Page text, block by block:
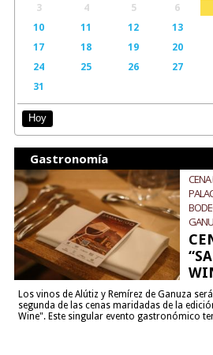
3
4 5 6
10
11 12 13
17
18 19 20
24
25 26 27
31
Hoy
Gastronomía
Los vinos de Alútiz y Remírez de Ganuza
segunda de las cenas maridadas de la
Wine". Este singular evento gastronómico